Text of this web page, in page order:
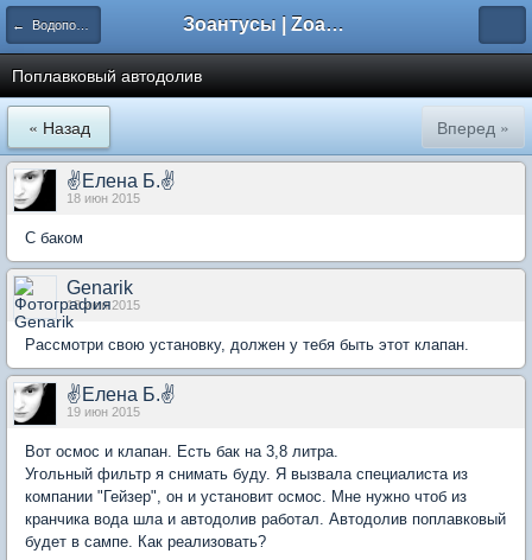
← Водоподготовка, гидрохимия Зоантусы | Zoasfan.ru
Поплавковый автодолив
« Назад Вперед »
✌Елена Б.✌
18 июн 2015
С баком
Genarik
18 июн 2015
Рассмотри свою установку, должен у тебя быть этот клапан.
✌Елена Б.✌
19 июн 2015
Вот осмос и клапан. Есть бак на 3,8 литра.
Угольный фильтр я снимать буду. Я вызвала специалиста из
компании "Гейзер", он и установит осмос. Мне нужно чтоб из
кранчика вода шла и автодолив работал. Автодолив поплавковый
будет в сампе. Как реализовать?